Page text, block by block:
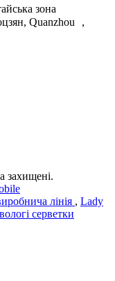
зона
Quanzhou ，
захищені.
лінія , Lady
вологі серветки